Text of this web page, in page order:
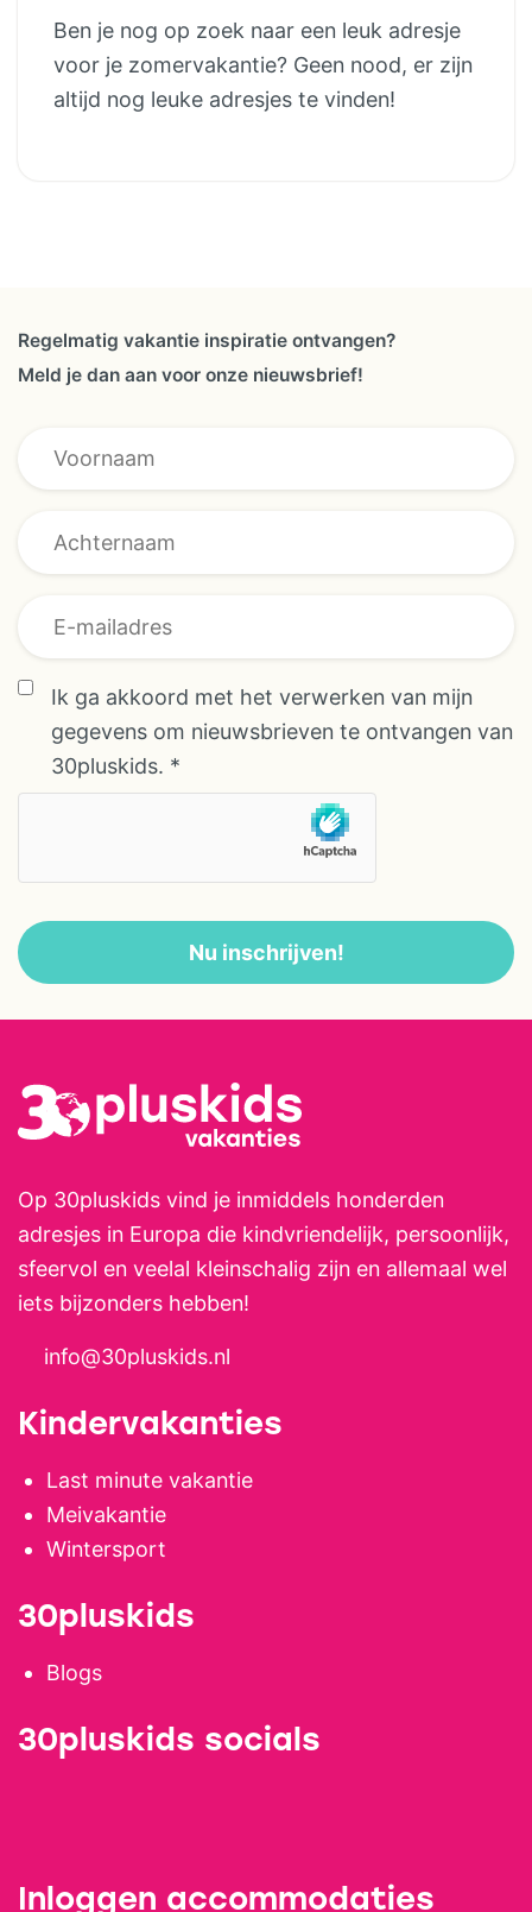
Ben je nog op zoek naar een leuk adresje
voor je zomervakantie? Geen nood, er zijn
altijd nog leuke adresjes te vinden!
Regelmatig vakantie inspiratie ontvangen?
Meld je dan aan voor onze nieuwsbrief!
* Voornaam
Achternaam
Ik ga akkoord met het verwerken van mijn
gegevens om nieuwsbrieven te ontvangen van
30pluskids. *
Nu inschrijven!
Op 30pluskids vind je inmiddels honderden
adresjes in Europa die kindvriendelijk, persoonlijk,
sfeervol en veelal kleinschalig zijn en allemaal wel
iets bijzonders hebben!
info@30pluskids.nl
Kindervakanties
Last minute vakantie
Meivakantie
Wintersport
30pluskids
Blogs
30pluskids socials
Inloggen accommodaties